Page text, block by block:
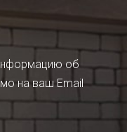
об
на ваш Email